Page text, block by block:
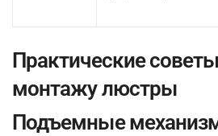
Практические
монтажу люстры
Подъемные